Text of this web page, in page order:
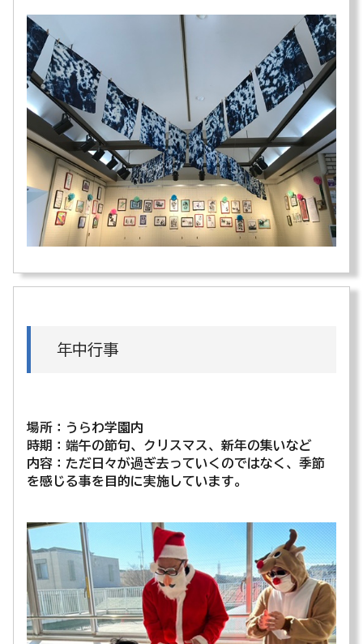
年中行事
場所：うらわ学園内
時期：端午の節句、クリスマス、新年の集いなど
内容：ただ日々が過ぎ去っていくのではなく、季節
を感じる事を目的に実施しています。